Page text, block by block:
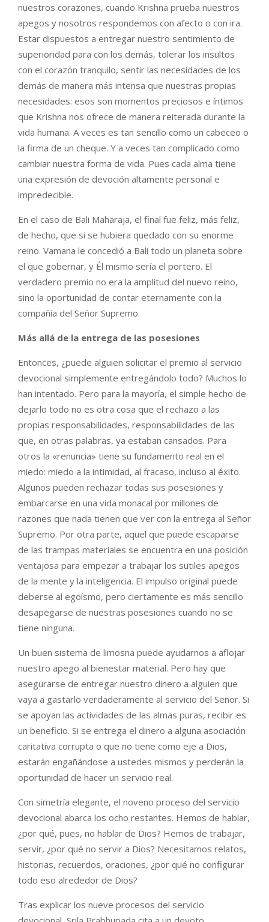
nuestros corazones, cuando Krishna prueba nuestros
apegos y nosotros respondemos con afecto o con ira.
Estar dispuestos a entregar nuestro sentimiento de
superioridad para con los demás, tolerar los insultos
con el corazón tranquilo, sentir las necesidades de los
demás de manera más intensa que nuestras propias
necesidades: esos son momentos preciosos e íntimos
que Krishna nos ofrece de manera reiterada durante la
vida humana. A veces es tan sencillo como un cabeceo o
la firma de un cheque. Y a veces tan complicado como
cambiar nuestra forma de vida. Pues cada alma tiene
una expresión de devoción altamente personal e
impredecible.
En el caso de Bali Maharaja, el final fue feliz, más feliz,
de hecho, que si se hubiera quedado con su enorme
reino. Vamana le concedió a Bali todo un planeta sobre
el que gobernar, y Él mismo sería el portero. El
verdadero premio no era la amplitud del nuevo reino,
sino la oportunidad de contar eternamente con la
compañía del Señor Supremo.
Más allá de la entrega de las posesiones
Entonces, ¿puede alguien solicitar el premio al servicio
devocional simplemente entregándolo todo? Muchos lo
han intentado. Pero para la mayoría, el simple hecho de
dejarlo todo no es otra cosa que el rechazo a las
propias responsabilidades, responsabilidades de las
que, en otras palabras, ya estaban cansados. Para
otros la «renuncia» tiene su fundamento real en el
miedo: miedo a la intimidad, al fracaso, incluso al éxito.
Algunos pueden rechazar todas sus posesiones y
embarcarse en una vida monacal por millones de
razones que nada tienen que ver con la entrega al Señor
Supremo. Por otra parte, aquel que puede escaparse
de las trampas materiales se encuentra en una posición
ventajosa para empezar a trabajar los sutiles apegos
de la mente y la inteligencia. El impulso original puede
deberse al egoísmo, pero ciertamente es más sencillo
desapegarse de nuestras posesiones cuando no se
tiene ninguna.
Un buen sistema de limosna puede ayudarnos a aflojar
nuestro apego al bienestar material. Pero hay que
asegurarse de entregar nuestro dinero a alguien que
vaya a gastarlo verdaderamente al servicio del Señor. Si
se apoyan las actividades de las almas puras, recibir es
un beneficio. Si se entrega el dinero a alguna asociación
caritativa corrupta o que no tiene como eje a Dios,
estarán engañándose a ustedes mismos y perderán la
oportunidad de hacer un servicio real.
Con simetría elegante, el noveno proceso del servicio
devocional abarca los ocho restantes. Hemos de hablar,
¿por qué, pues, no hablar de Dios? Hemos de trabajar,
servir, ¿por qué no servir a Dios? Necesitamos relatos,
historias, recuerdos, oraciones, ¿por qué no configurar
todo eso alrededor de Dios?
Tras explicar los nueve procesos del servicio